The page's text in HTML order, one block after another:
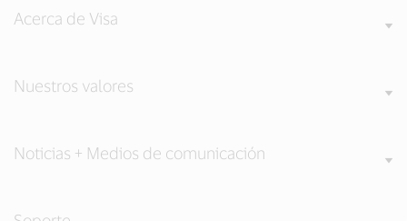
Acerca de Visa
Nuestros valores
Noticias + Medios de comunicación